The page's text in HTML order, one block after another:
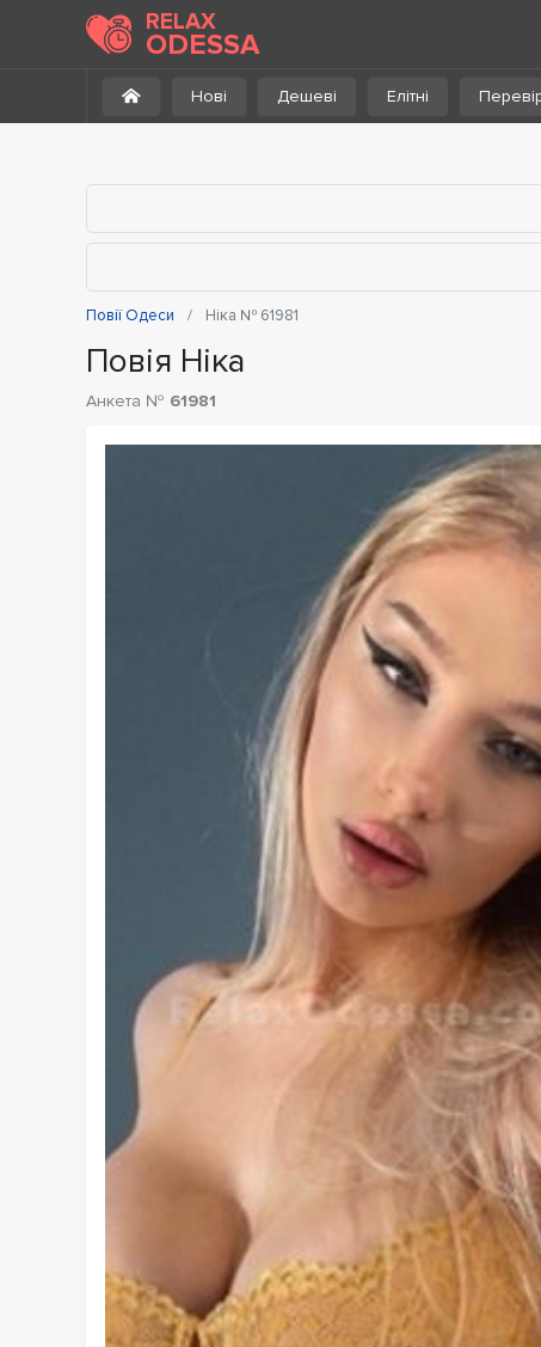
RELAX
ODESSA
Нові Дешеві Елітні
Повії Одеси Ніка № 61981
Повія Ніка
Анкета № 61981